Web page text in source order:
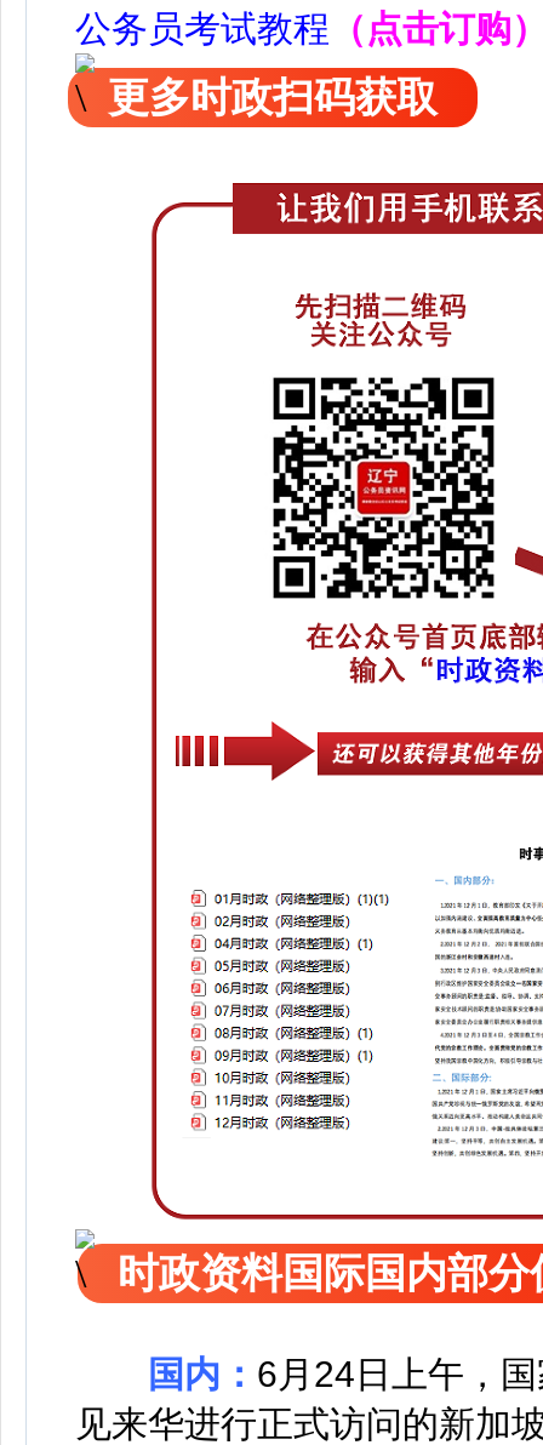
公务员考试教程 （点击订购
更多时政扫码获取
时政资料国际国内部
国内 ： 6月24日上午，
见来华进行正式访问的新加